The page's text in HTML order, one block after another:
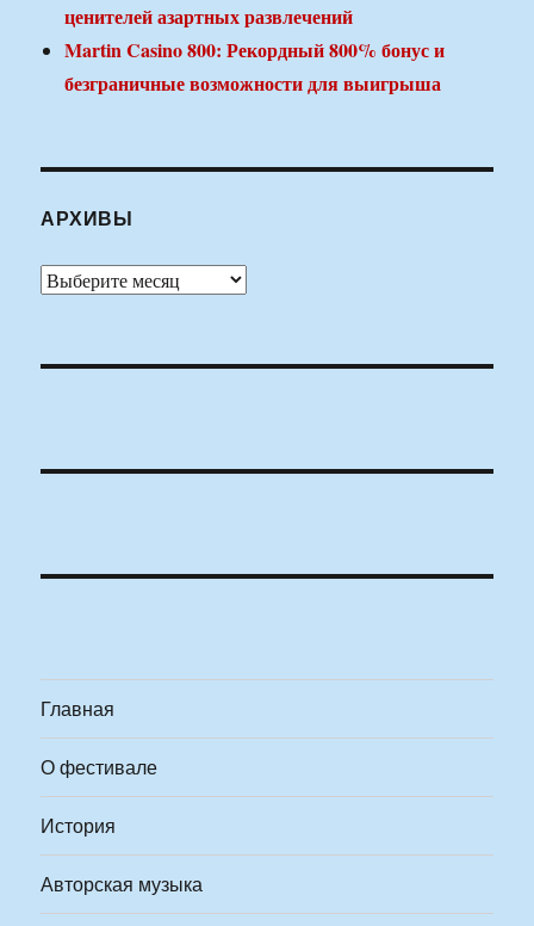
ценителей азартных развлечений
Martin Casino 800: Рекордный 800% бонус и
безграничные возможности для выигрыша
АРХИВЫ
Архивы
Главная
О фестивале
История
Авторская музыка